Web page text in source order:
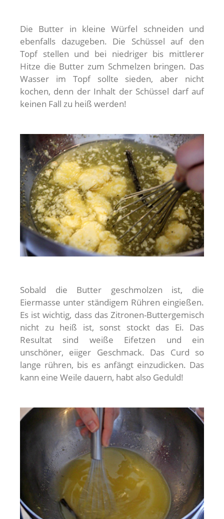
Die Butter in kleine Würfel schneiden und
ebenfalls dazugeben. Die Schüssel auf den
Topf stellen und bei niedriger bis mittlerer
Hitze die Butter zum Schmelzen bringen. Das
Wasser im Topf sollte sieden, aber nicht
kochen, denn der Inhalt der Schüssel darf auf
keinen Fall zu heiß werden!
Sobald die Butter geschmolzen ist, die
Eiermasse unter ständigem Rühren eingießen.
Es ist wichtig, dass das Zitronen-Buttergemisch
nicht zu heiß ist, sonst stockt das Ei. Das
Resultat sind weiße Eifetzen und ein
unschöner, eiiger Geschmack. Das Curd so
lange rühren, bis es anfängt einzudicken. Das
kann eine Weile dauern, habt also Geduld!